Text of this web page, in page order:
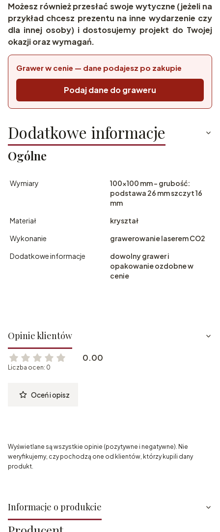
Możesz również przesłać swoje wytyczne (jeżeli na
przykład chcesz prezentu na inne wydarzenie czy
dla innej osoby) i dostosujemy projekt do Twojej
okazji oraz wymagań.
Grawer w cenie — dane podajesz po zakupie
Podaj dane do graweru
Dodatkowe informacje
Ogólne
Wymiary
100x100 mm - grubość:
podstawa 26 mm szczyt 16
mm
Materiał
kryształ
Wykonanie
grawerowanie laserem CO2
Dodatkowe informacje
dowolny grawer i
opakowanie ozdobne w
cenie
Opinie klientów
0.00
Liczba ocen: 0
Oceń i opisz
Wyświetlane są wszystkie opinie (pozytywne i negatywne). Nie
weryfikujemy, czy pochodzą one od klientów, którzy kupili dany
produkt.
Informacje o produkcie